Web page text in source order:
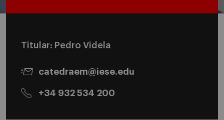
Titular: Pedro Videla
catedraem@iese.edu
+34 932 534 200